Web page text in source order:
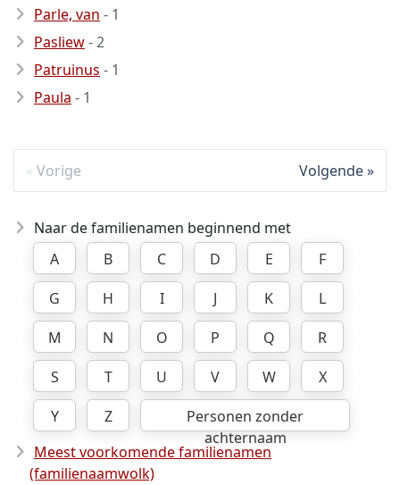
Parle, van - 1
Pasliew- 2
Patruinus - 1
Paula - 1
Vorige Volgende
Naar de familienamen beginnend met
A
B C D E
F
G
H I J K
L
M
N O P Q
R
S
T U V W
X
Y
Z
Personen zonder
achternaam
Meest voorkomende familienamen
(familienaamwolk)